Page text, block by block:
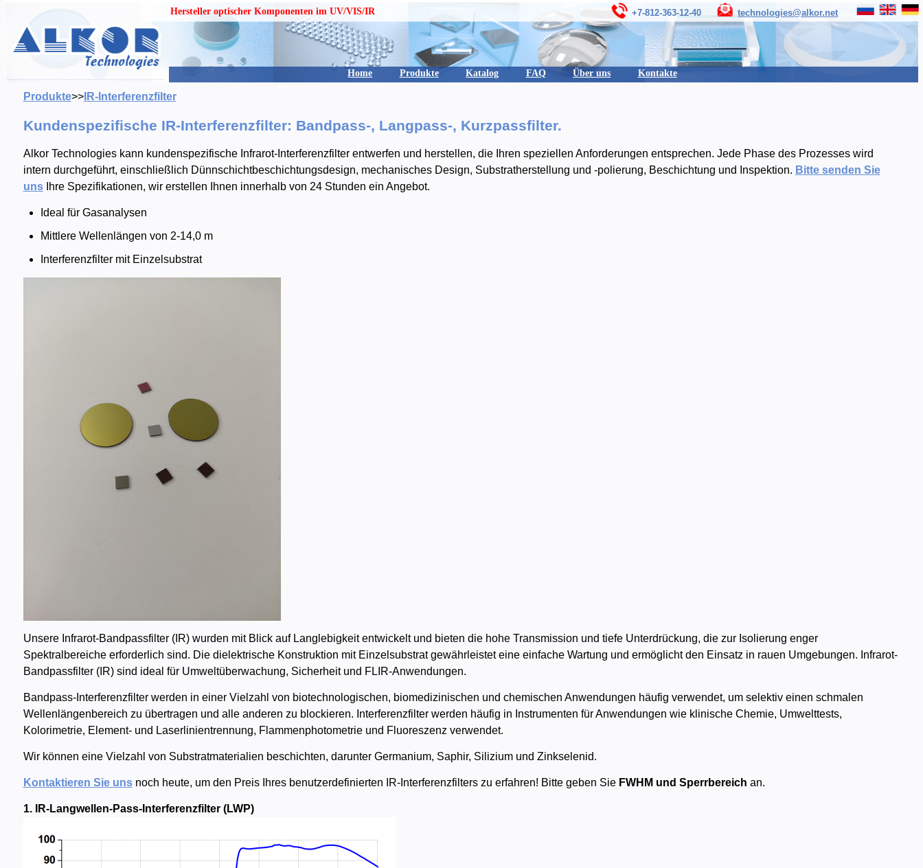
Hersteller optischer Komponenten im UV/VIS/IR +7-812-363-12-40 technologies@alkor.net
Home Produkte Katalog FAQ Über uns Kontakte
Produkte>>IR-Interferenzfilter
Kundenspezifische IR-Interferenzfilter: Bandpass-, Langpass-, Kurzpassfilter.
Alkor Technologies kann kundenspezifische Infrarot-Interferenzfilter entwerfen und herstellen, die Ihren speziellen Anforderungen entsprechen. Jede Phase des Prozesses wird
intern durchgeführt, einschließlich Dünnschichtbeschichtungsdesign, mechanisches Design, Substratherstellung und -polierung, Beschichtung und Inspektion. Bitte senden Sie
unsIhre Spezifikationen, wir erstellen Ihnen innerhalb von 24 Stunden ein Angebot.
Ideal für Gasanalysen
Mittlere Wellenlängen von 2-14,0 m
Interferenzfilter mit Einzelsubstrat
Unsere Infrarot-Bandpassfilter (IR) wurden mit Blick auf Langlebigkeit entwickelt und bieten die hohe Transmission und tiefe Unterdrückung, die zur Isolierung enger
Spektralbereiche erforderlich sind. Die dielektrische Konstruktion mit Einzelsubstrat gewährleistet eine einfache Wartung und ermöglicht den Einsatz in rauen Umgebungen. Infrarot-
Bandpassfilter (IR) sind ideal für Umweltüberwachung, Sicherheit und FLIR-Anwendungen.
Bandpass-Interferenzfilter werden in einer Vielzahl von biotechnologischen, biomedizinischen und chemischen Anwendungen häufig verwendet, um selektiv einen schmalen
Wellenlängenbereich zu übertragen und alle anderen zu blockieren. Interferenzfilter werden häufig in Instrumenten für Anwendungen wie klinische Chemie, Umwelttests,
Kolorimetrie, Element- und Laserlinientrennung, Flammenphotometrie und Fluoreszenz verwendet.
Wir können eine Vielzahl von Substratmaterialien beschichten, darunter Germanium, Saphir, Silizium und Zinkselenid.
Kontaktieren Sie unsnoch heute, um den Preis Ihres benutzerdefinierten IR-Interferenzfilters zu erfahren! Bitte geben Sie FWHM und Sperrbereich an.
1. IR-Langwellen-Pass-Interferenzfilter (LWP)